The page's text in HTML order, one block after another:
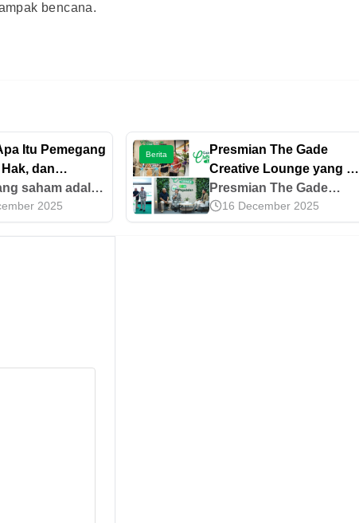
bencana.
Itu Pemegang
dan
Jawabnya
saham adalah
lembaga
sebagian
2025
Berita
Presmian The Gade
Creative Lounge yang ke
29 di Universitas Negeri
Medan
Presmian The Gade
Crea/ve Lounge yg ke 29
di Universitas Negeri
16 December 2025